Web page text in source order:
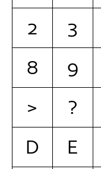
2
3
8
9
>
?
D
E